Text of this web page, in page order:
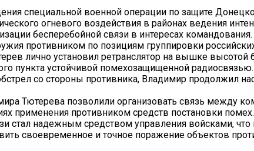
специальной военной операции по защите
огневого воздействия в районах ведения
бесперебойной связи в интересах командования.
противником по позициям группировки
лично установил ретранслятор на вышке высотой
пункта устойчивой помехозащищенной радиосвязью.
со стороны противника, Владимир продолжил
Тютерева позволили организовать связь между
применения противником средств постановки помех.
стал надежным средством управления войсками, что
своевременное и точное поражение объектов